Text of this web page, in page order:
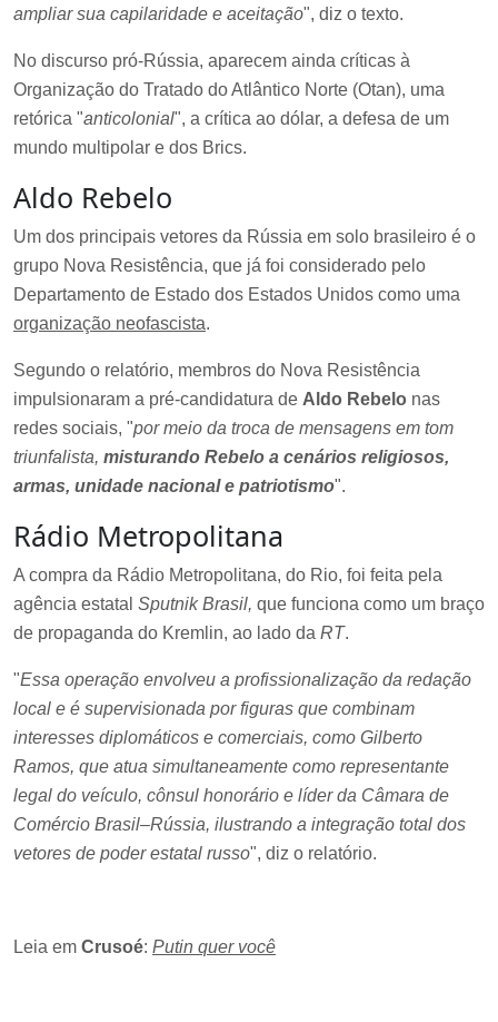
ampliar sua capilaridade e aceitação", diz o texto.
No discurso pró-Rússia, aparecem ainda críticas à
Organização do Tratado do Atlântico Norte (Otan), uma
retórica "anticolonial", a crítica ao dólar, a defesa de um
mundo multipolar e dos Brics.
Aldo Rebelo
Um dos principais vetores da Rússia em solo brasileiro é o
grupo Nova Resistência, que já foi considerado pelo
Departamento de Estado dos Estados Unidos como uma
organização neofascista.
Segundo o relatório, membros do Nova Resistência
impulsionaram a pré-candidatura de Aldo Rebelo nas
redes sociais, "por meio da troca de mensagens em tom
triunfalista, misturando Rebelo a cenários religiosos,
armas, unidade nacional e patriotismo".
Rádio Metropolitana
A compra da Rádio Metropolitana, do Rio, foi feita pela
agência estatal Sputnik Brasil, que funciona como um braço
de propaganda do Kremlin, ao lado da RT.
"Essa operação envolveu a profissionalização da redação
local e é supervisionada por figuras que combinam
interesses diplomáticos e comerciais, como Gilberto
Ramos, que atua simultaneamente como representante
legal do veículo, cônsul honorário e líder da Câmara de
Comércio Brasil–Rússia, ilustrando a integração total dos
vetores de poder estatal russo", diz o relatório.
Leia em Crusoé: Putin quer você